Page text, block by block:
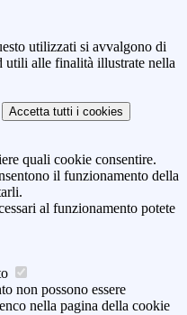
utilizzati si avvalgono di
utili alle finalità illustrate nella
Accetta tutti i cookies
quali cookie consentire.
il funzionamento della
al funzionamento potete
non possono essere
nella pagina della cookie